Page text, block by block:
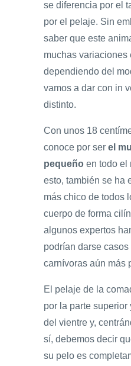
se diferencia por el
por el pelaje. Sin
saber que este
muchas variaciones
dependiendo del
vamos a dar con in
distinto.
Con unos 18
conoce por ser el
pequeño en todo el
esto, también se ha
más chico de todos
cuerpo de forma
algunos expertos
podrían darse
carnívoras aún más
El pelaje de la
por la parte
del vientre y,
sí, debemos decir
su pelo es